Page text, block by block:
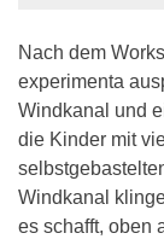
Nach dem
experimenta
Windkanal und
die Kinder mit
Windkanal
es schafft, oben